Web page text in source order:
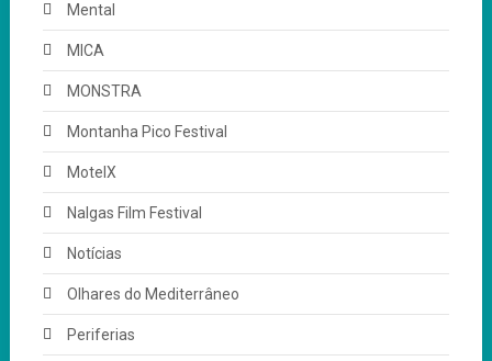
Mental
MICA
MONSTRA
Montanha Pico Festival
MotelX
Nalgas Film Festival
Notícias
Olhares do Mediterrâneo
Periferias